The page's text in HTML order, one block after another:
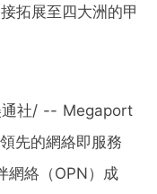
拓展至四大洲的甲
通社/ -- Megaport
先的網絡即服務
網絡（OPN）成